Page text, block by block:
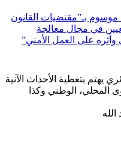
موسوم بـ”مقتضيات القانون
في مجال معالجة
على العمل الأمني”
يهتم بتغطية الأحداث الآنية
المحلي، الوطني وكذا